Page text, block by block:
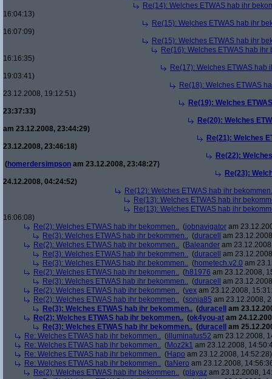
Re(14): Welches ETWAS hab ihr
16:04:13)
Re(15): Welches ETWAS hab ihr
16:07:09)
Re(15): Welches ETWAS hab ihr
Re(16): Welches ETWAS hab ihr
16:16:35)
Re(17): Welches ETWAS hab
19:03:41)
Re(18): Welches ETWAS
23.12.2008, 19:12:51)
Re(19): Welches
23:37:33)
Re(20): Welches
am 23.12.2008, 23:44:29)
Re(21): Welches
23.12.2008, 23:46:18)
Re(22):
(homerdersimpson am 23.12.2008, 23:48:27)
Re(23):
24.12.2008, 04:24:52)
Re(12): Welches ETWAS hab ihr
Re(13): Welches ETWAS hab ihr
Re(13): Welches ETWAS hab ihr
16:06:08)
Re(2): Welches ETWAS hab ihr bekommen.. (jobnavigator am
Re(3): Welches ETWAS hab ihr bekommen.. (duracell
am
Re(2): Welches ETWAS hab ihr bekommen.. (Baleander am
Re(3): Welches ETWAS hab ihr bekommen.. (duracell
am
Re(3): Welches ETWAS hab ihr bekommen.. (hometech.v2.0 am
Re(2): Welches ETWAS hab ihr bekommen.. (h81976 am 23.12.2008,
Re(3): Welches ETWAS hab ihr bekommen.. (duracell
am
Re(2): Welches ETWAS hab ihr bekommen.. (vex am 23.12.2008,
Re(2): Welches ETWAS hab ihr bekommen.. (sonja85 am 23.12.2008,
Re(3): Welches ETWAS hab ihr bekommen.. (duracell
am
Re(2): Welches ETWAS hab ihr bekommen.. (ok4you-at am
Re(3): Welches ETWAS hab ihr bekommen.. (duracell
am
Re: Welches ETWAS hab ihr bekommen.. (illuminatus52 am 23.12.2008,
Re: Welches ETWAS hab ihr bekommen.. (Moz2k1 am 23.12.2008,
Re: Welches ETWAS hab ihr bekommen.. (Hapo am 23.12.2008, 14:52:28)
Re: Welches ETWAS hab ihr bekommen.. (taNero am 23.12.2008,
Re(2): Welches ETWAS hab ihr bekommen.. (playaz am 23.12.2008,